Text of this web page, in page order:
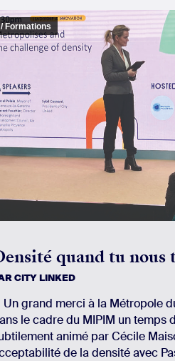
Formations
quand tu nous
CITY LINKED
Un grand merci à la Métropole
le cadre du MIPIM un temps
animé par Cécile
de la densité avec